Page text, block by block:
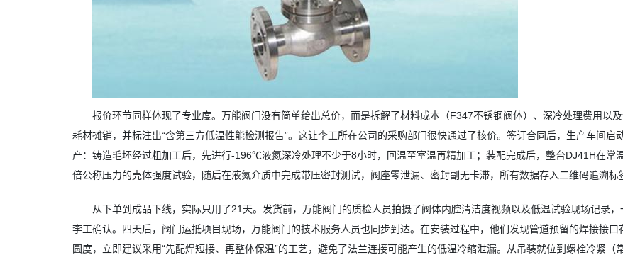
报价环节同样体现了专业度。万能阀门没有简单给出总价，而是拆解了材料成本（F347不锈钢阀体）、深冷处理费用以
耗材摊销，并标注出“含第三方低温性能检测报告”。这让李工所在公司的采购部门很快通过了核价。签订合同后，生产车间启
产：铸造毛坯经过粗加工后，先进行-196℃液氮深冷处理不少于8小时，回温至室温再精加工；装配完成后，整台DJ41H在常
倍公称压力的壳体强度试验，随后在液氮介质中完成带压密封测试，阀座零泄漏、密封副无卡滞，所有数据存入二维码追溯标
从下单到成品下线，实际只用了21天。发货前，万能阀门的质检人员拍摄了阀体内腔清洁度视频以及低温试验现场记录
李工确认。四天后，阀门运抵项目现场，万能阀门的技术服务人员也同步到达。在安装过程中，他们发现管道预留的焊接接口
圆度，立即建议采用“先配焊短接、再整体保温”的工艺，避免了法兰连接可能产生的低温冷缩泄漏。从吊装就位到螺栓冷紧（